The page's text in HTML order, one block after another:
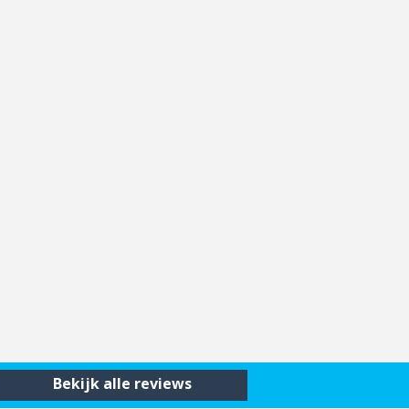
Bekijk alle reviews